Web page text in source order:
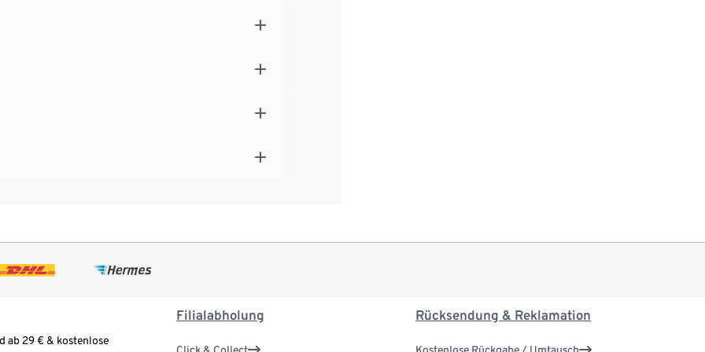
ab 29 € & kostenlose
Filialabholung Rücksendung & Reklamation